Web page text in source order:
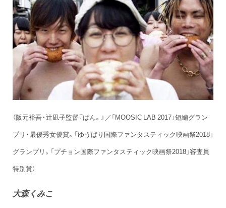
（阪元裕吾・辻凪子監督『ぱん。』／「MOOSIC LAB 2017」短編グラン
プリ・最優秀女優賞。「ゆうばり国際ファンタスティック映画祭2018」
グランプリ。「プチョン国際ファンタスティック映画祭2018」審査員
特別賞）
大森くみこ